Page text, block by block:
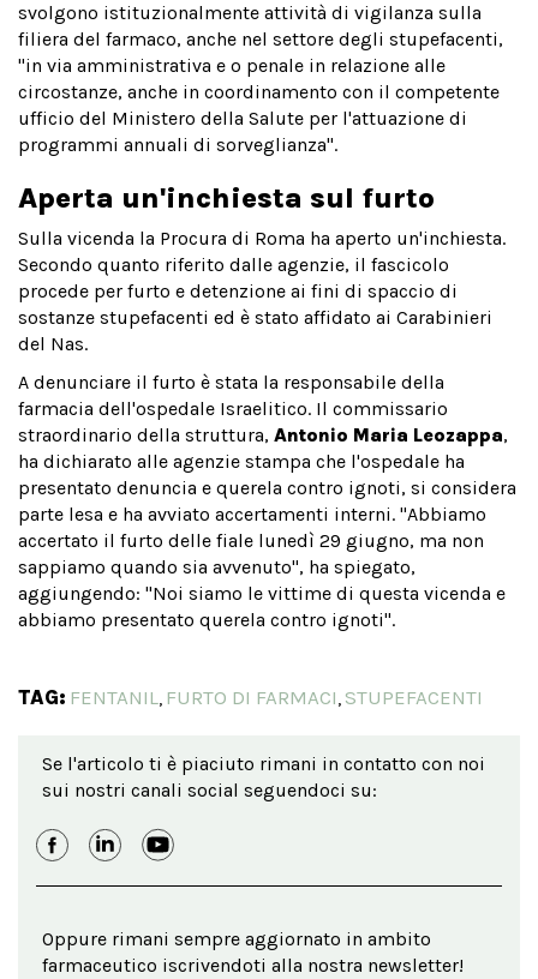
svolgono istituzionalmente attività di vigilanza sulla
filiera del farmaco, anche nel settore degli stupefacenti,
"in via amministrativa e o penale in relazione alle
circostanze, anche in coordinamento con il competente
ufficio del Ministero della Salute per l'attuazione di
programmi annuali di sorveglianza".
Aperta un'inchiesta sul furto
Sulla vicenda la Procura di Roma ha aperto un'inchiesta.
Secondo quanto riferito dalle agenzie, il fascicolo
procede per furto e detenzione ai fini di spaccio di
sostanze stupefacenti ed è stato affidato ai Carabinieri
del Nas.
A denunciare il furto è stata la responsabile della
farmacia dell'ospedale Israelitico. Il commissario
straordinario della struttura, Antonio Maria Leozappa,
ha dichiarato alle agenzie stampa che l'ospedale ha
presentato denuncia e querela contro ignoti, si considera
parte lesa e ha avviato accertamenti interni. "Abbiamo
accertato il furto delle fiale lunedì 29 giugno, ma non
sappiamo quando sia avvenuto", ha spiegato,
aggiungendo: "Noi siamo le vittime di questa vicenda e
abbiamo presentato querela contro ignoti".
TAG: FENTANIL, FURTO DI FARMACI, STUPEFACENTI
Se l'articolo ti è piaciuto rimani in contatto con noi
sui nostri canali social seguendoci su:
Oppure rimani sempre aggiornato in ambito
farmaceutico iscrivendoti alla nostra newsletter!